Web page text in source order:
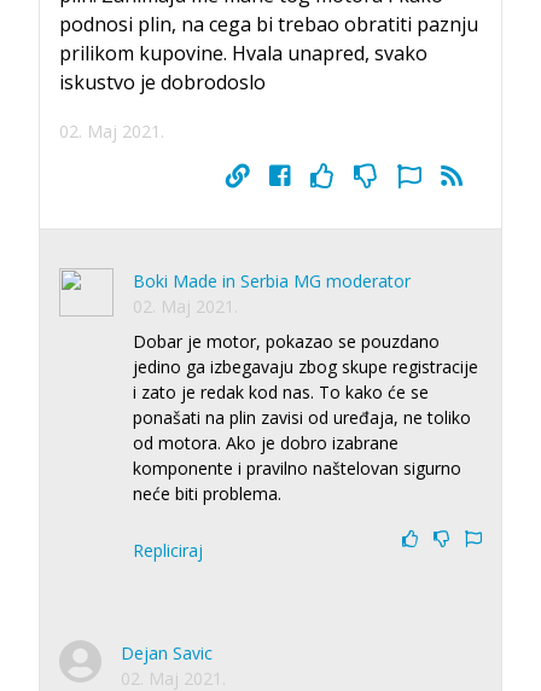
podnosi plin, na cega bi trebao obratiti paznju
prilikom kupovine. Hvala unapred, svako
iskustvo je dobrodoslo
02. Maj 2021.
Boki Made in Serbia MG moderator
02. Maj 2021.
Dobar je motor, pokazao se pouzdano
jedino ga izbegavaju zbog skupe registracije
i zato je redak kod nas. To kako će se
ponašati na plin zavisi od uređaja, ne toliko
od motora. Ako je dobro izabrane
komponente i pravilno naštelovan sigurno
neće biti problema.
Repliciraj
Dejan Savic
02. Maj 2021.